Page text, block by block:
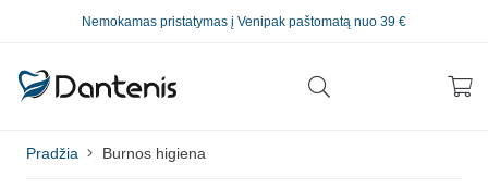
Nemokamas pristatymas į Venipak paštomatą nuo 39 €
Pradžia Burnos higiena